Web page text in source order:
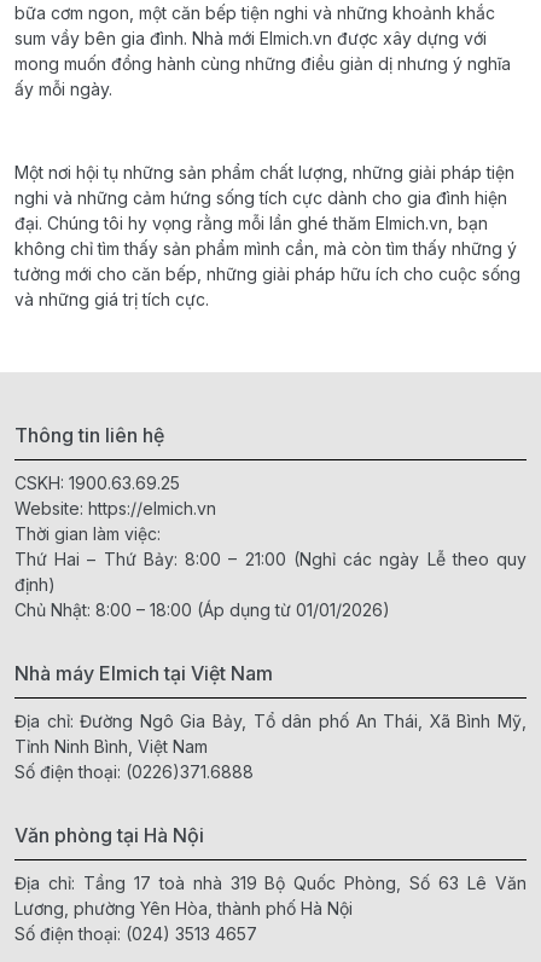
bữa cơm ngon, một căn bếp tiện nghi và những khoảnh khắc
sum vầy bên gia đình. Nhà mới Elmich.vn được xây dựng với
mong muốn đồng hành cùng những điều giản dị nhưng ý nghĩa
ấy mỗi ngày.
Một nơi hội tụ những sản phẩm chất lượng, những giải pháp tiện
nghi và những cảm hứng sống tích cực dành cho gia đình hiện
đại. Chúng tôi hy vọng rằng mỗi lần ghé thăm Elmich.vn, bạn
không chỉ tìm thấy sản phẩm mình cần, mà còn tìm thấy những ý
tưởng mới cho căn bếp, những giải pháp hữu ích cho cuộc sống
và những giá trị tích cực.
Thông tin liên hệ
CSKH: 1900.63.69.25
Website: https://elmich.vn
Thời gian làm việc:
Thứ Hai – Thứ Bảy: 8:00 – 21:00 (Nghỉ các ngày Lễ theo quy
định)
Chủ Nhật: 8:00 – 18:00 (Áp dụng từ 01/01/2026)
Nhà máy Elmich tại Việt Nam
Địa chỉ: Đường Ngô Gia Bảy, Tổ dân phố An Thái, Xã Bình Mỹ,
Tỉnh Ninh Bình, Việt Nam
Số điện thoại: (0226)371.6888
Văn phòng tại Hà Nội
Địa chỉ: Tầng 17 toà nhà 319 Bộ Quốc Phòng, Số 63 Lê Văn
Lương, phường Yên Hòa, thành phố Hà Nội
Số điện thoại: (024) 3513 4657